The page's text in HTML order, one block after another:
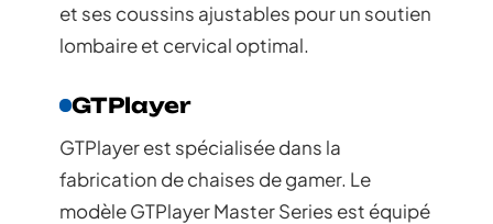
et ses coussins ajustables pour un soutien
lombaire et cervical optimal.
GTPlayer
GTPlayer est spécialisée dans la
fabrication de chaises de gamer. Le
modèle GTPlayer Master Series est équipé